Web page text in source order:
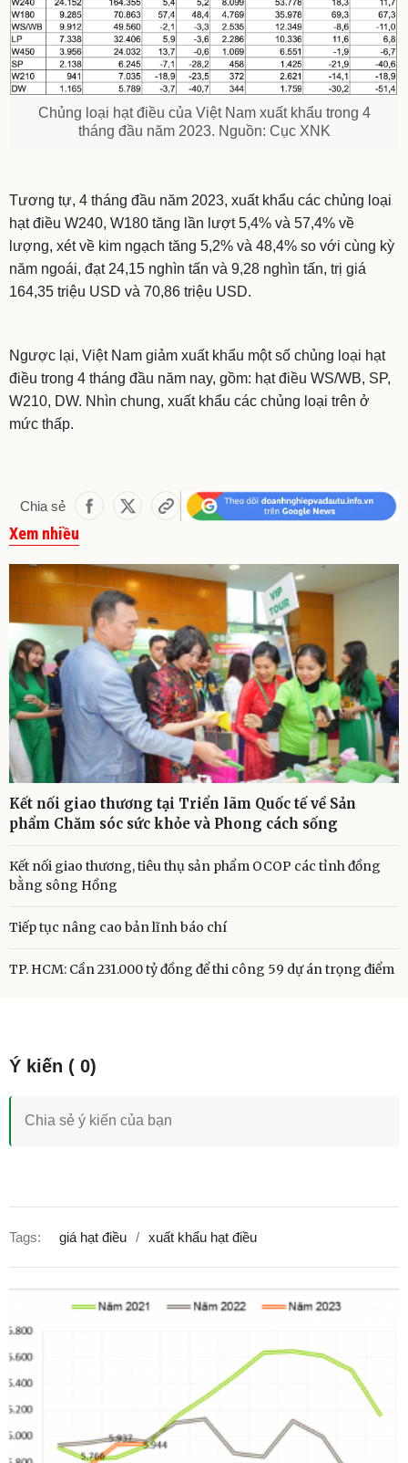
Chủng loại hạt điều của Việt Nam xuất khẩu trong 4
tháng đầu năm 2023. Nguồn: Cục XNK
Tương tự, 4 tháng đầu năm 2023, xuất khẩu các chủng loại
hạt điều W240, W180 tăng lần lượt 5,4% và 57,4% về
lượng, xét về kim ngạch tăng 5,2% và 48,4% so với cùng kỳ
năm ngoái, đạt 24,15 nghìn tấn và 9,28 nghìn tấn, trị giá
164,35 triệu USD và 70,86 triệu USD.
Ngược lại, Việt Nam giảm xuất khẩu một số chủng loại hạt
điều trong 4 tháng đầu năm nay, gồm: hạt điều WS/WB, SP,
W210, DW. Nhìn chung, xuất khẩu các chủng loại trên ở
mức thấp.
Chia sẻ
Xem nhiều
Kết nối giao thương tại Triển lãm Quốc tế về Sản
phẩm Chăm sóc sức khỏe và Phong cách sống
Kết nối giao thương, tiêu thụ sản phẩm OCOP các tỉnh đồng
bằng sông Hồng
Tiếp tục nâng cao bản lĩnh báo chí
TP. HCM: Cần 231.000 tỷ đồng để thi công 59 dự án trọng điểm
Tags: giá hạt điều xuất khẩu hạt điều